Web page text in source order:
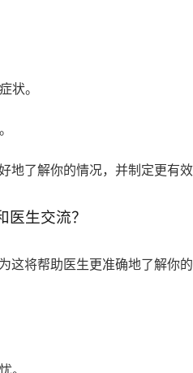
状。
地了解你的情况，并制定更有效
医生交流？
这将帮助医生更准确地了解你
。